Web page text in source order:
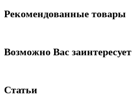
Рекомендованные товары
Возможно Вас заинтересует
Статьи